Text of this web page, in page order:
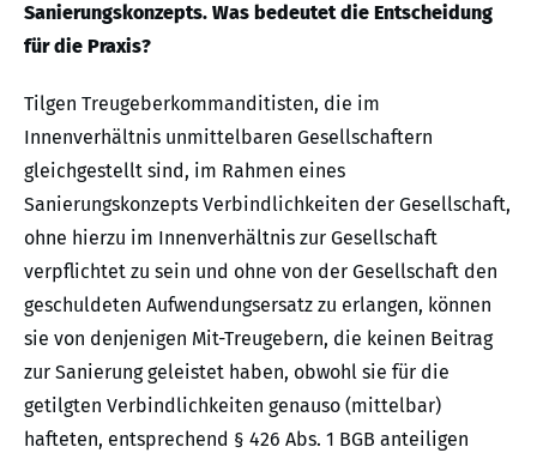
Sanierungskonzepts. Was bedeutet die Entscheidung
für die Praxis?
Tilgen Treugeberkommanditisten, die im
Innenverhältnis unmittelbaren Gesellschaftern
gleichgestellt sind, im Rahmen eines
Sanierungskonzepts Verbindlichkeiten der Gesellschaft,
ohne hierzu im Innenverhältnis zur Gesellschaft
verpflichtet zu sein und ohne von der Gesellschaft den
geschuldeten Aufwendungsersatz zu erlangen, können
sie von denjenigen Mit-Treugebern, die keinen Beitrag
zur Sanierung geleistet haben, obwohl sie für die
getilgten Verbindlichkeiten genauso (mittelbar)
hafteten, entsprechend § 426 Abs. 1 BGB anteiligen